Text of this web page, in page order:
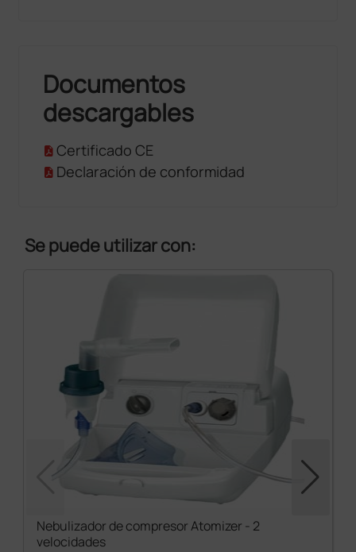
Documentos
descargables
Certificado CE
Declaración de conformidad
Se puede utilizar con:
Nebulizador de compresor Atomizer - 2
velocidades